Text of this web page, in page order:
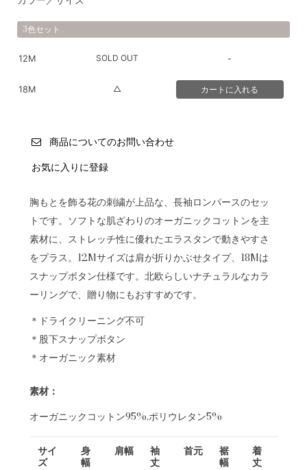
3色セット
12M SOLD OUT -
18M △
商品についてのお問い合わせ
お気に入りに登録
胸もとを飾る花の刺繍が上品な、長袖ロンパースのセッ
トです。ソフトな肌ざわりのオーガニックコットンを主
素材に、ストレッチ性に優れたエラスタンで動きやすさ
をプラス。12Mサイズは肩が折りかぶせタイプ、18Mは
スナップボタン仕様です。北欧らしいナチュラルなカラ
ーリングで、贈り物にもおすすめです。
＊ドライクリーニング不可
＊股下スナップボタン
＊オーガニック素材
素材：
オーガニックコットン95%,ポリウレタン5%
サイ
ズ
身
幅
肩幅
袖
丈
首元
裾
幅
着
丈